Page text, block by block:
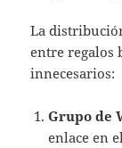
La
entre regalos
innecesarios:
Grupo de
enlace en